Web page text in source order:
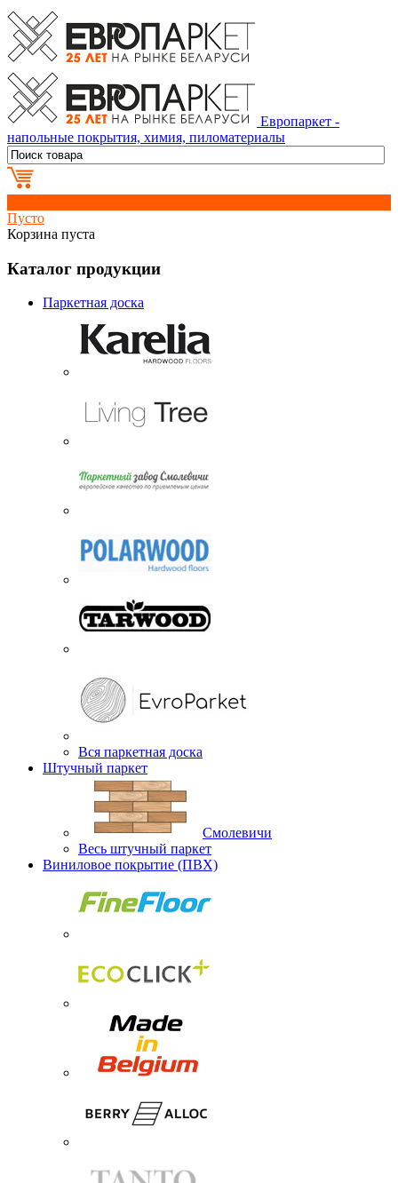
Европаркет -
напольные покрытия, химия, пиломатериалы
Пусто
Корзина пуста
Каталог продукции
Паркетная доска
Вся паркетная доска
Штучный паркет
Смолевичи
Весь штучный паркет
Виниловое покрытие (ПВХ)